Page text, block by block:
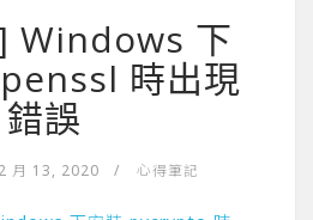
Windows 下
時出現
錯誤
2 月 13, 2020 / 心得筆記